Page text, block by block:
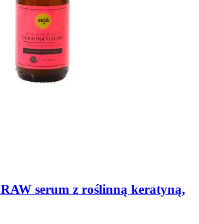
RAW serum z roślinną keratyną,